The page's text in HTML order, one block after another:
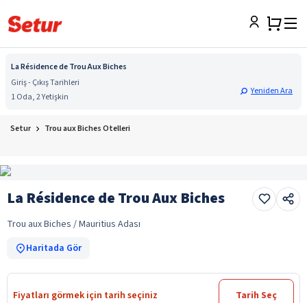
La Résidence de Trou Aux Biches
Giriş - Çıkış Tarihleri
1 Oda, 2 Yetişkin
Yeniden Ara
Setur Trou aux Biches Otelleri
La Résidence de Trou Aux Biches
Trou aux Biches / Mauritius Adası
Haritada Gör
Fiyatları görmek için tarih seçiniz Tarih Seç